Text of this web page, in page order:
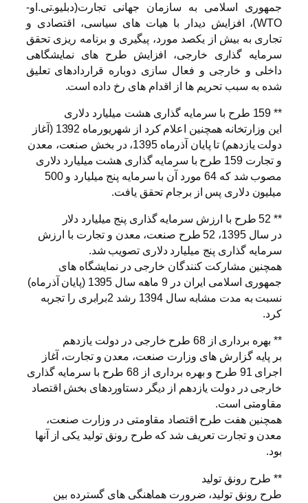
جمهوری اسلامی به سازمان جهانی تجارت(دبلیو.تی.او-
WTO)، افزایش دیدار با هیات های سیاسی، اقتصادی و
تجاری به بیش از یکصد مورد، پیگیری و برنامه ریزی تحقق
سرمایه گذاری خارجی، افزایش طرح های نمایشگاهی
داخلی و خارجی و فعال سازی دوباره قراردادهای تعلیق
شده به سبب تحریم ها از اقدام های رخ داده است.
** 159 طرح با سرمایه گذاری هشت میلیارد دلاری
این وزارتخانه همچنین اعلام کرد از شهریورماه 1392 (آغاز
دولت یازدهم) تا پایان آذرماه 1395، در بخش صنعت، معدن
و تجارت 159 طرح با سرمایه گذاری هشت میلیارد دلاری
مصوب شد که 64 مورد آن با سرمایه پنج میلیارد و 500
میلیون دلاری پس از برجام تحقق یافت.
** 52 طرح با ارزش سرمایه گذاری پنج میلیارد دلار
در سال 1395، 52 طرح صنعت، معدن و تجارت با ارزش
سرمایه گذاری پنج میلیارد دلاری تصویب شد.
همچنین مشارکت کنندگان خارجی در نمایشگاه های
جمهوری اسلامی ایران در 9 ماهه سال 1395 (پایان آذرماه)
نسبت به مدت مشابه سال 1394 رشد 2برابری را تجربه
کرد.
** بهره برداری از 68 طرح خارجی در دولت یازدهم
بر پایه گزارش های وزارت صنعت، معدن و تجارت، آغاز
اجرای 91 طرح و بهره برداری از 68 طرح با سرمایه گذاری
خارجی در دولت یازدهم از دیگر دستاوردهای بخش اقتصاد
مقاومتی است.
همچنین هفت طرح اقتصاد مقاومتی در وزارت صنعت،
معدن و تجارت تعریف شد که طرح رونق تولید یکی از آنها
بود.
** طرح رونق تولید
طرح رونق تولید، ضرورت هماهنگی های گسترده بین